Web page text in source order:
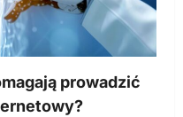
prowadzić